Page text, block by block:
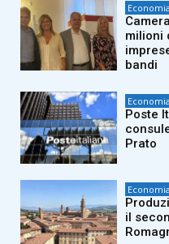
Economia
milioni
bandi
Economia
Poste
Prato
Economia
il